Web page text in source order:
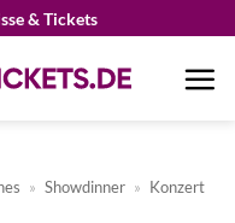
& Tickets
» Showdinner » Konzert